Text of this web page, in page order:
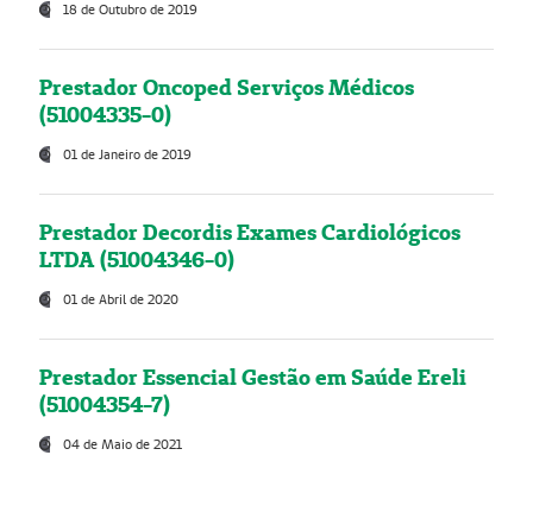
18 de Outubro de 2019
Prestador Oncoped Serviços Médicos
(51004335-0)
01 de Janeiro de 2019
Prestador Decordis Exames Cardiológicos
LTDA (51004346-0)
01 de Abril de 2020
Prestador Essencial Gestão em Saúde Ereli
(51004354-7)
04 de Maio de 2021